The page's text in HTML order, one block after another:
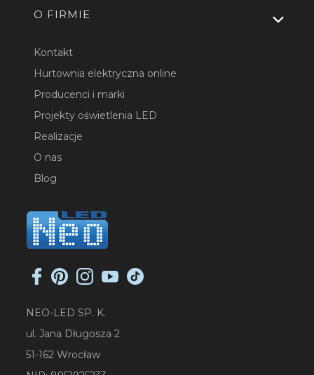
O FIRMIE
Kontakt
Hurtownia elektryczna online
Producenci i marki
Projekty oświetlenia LED
Realizacje
O nas
Blog
NEO-LED SP. K.
ul. Jana Długosza 2
51-162 Wrocław